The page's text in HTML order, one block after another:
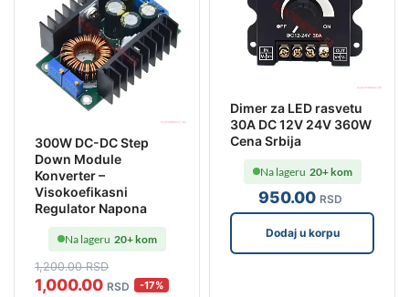
300W DC-DC Step
Down Module
Konverter –
Visokoefikasni
Regulator Napona
1,200.00 RSD
1,000.00 RSD -17%
Na lageru 20+ kom
Dimer za LED rasvetu
30A DC 12V 24V 360W
Cena Srbija
950.00 RSD
Na lageru 20+ kom
Dodaj u korpu